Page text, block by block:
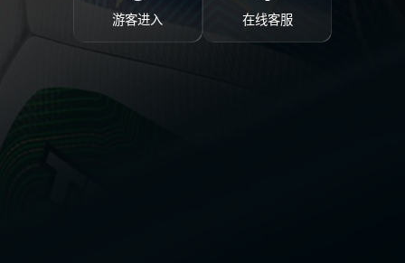
游客进入 在线客服